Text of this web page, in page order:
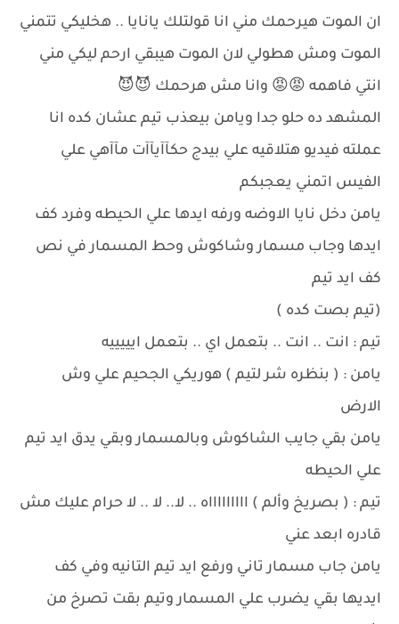
ان الموت هيرحمك مني انا قولتلك يانايا .. هخليكي تتمني
الموت ومش هطولي لان الموت هيبقي ارحم ليكي مني
انتي فاهمه 😡😡 وانا مش هرحمك 😈😈
المشهد ده حلو جدا ويامن بيعذب تيم عشان كده انا
عملته فيديو هتلاقيه علي بيدج حكآآيآآت مآآهي علي
الفيس اتمني يعجبكم
يامن دخل نايا الاوضه ورفه ايدها علي الحيطه وفرد كف
ايدها وجاب مسمار وشاكوش وحط المسمار في نص
كف ايد تيم
(تيم بصت كده )
تيم : انت .. انت .. بتعمل اي .. بتعمل ايييييه
يامن : ( بنظره شر لتيم ) هوريكي الجحيم علي وش
الارض
يامن بقي جايب الشاكوش وبالمسمار وبقي يدق ايد تيم
علي الحيطه
تيم : ( بصريخ وألم ) اااااااااه .. لا.. لا .. لا حرام عليك مش
قادره ابعد عني
يامن جاب مسمار تاني ورفع ايد تيم التانيه وفي كف
ايديها بقي يضرب علي المسمار وتيم بقت تصرخ من